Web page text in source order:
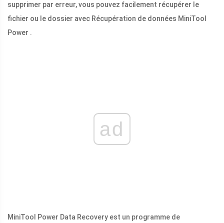
supprimer par erreur, vous pouvez facilement récupérer le
fichier ou le dossier avec Récupération de données MiniTool
Power .
ad
MiniTool Power Data Recovery est un programme de